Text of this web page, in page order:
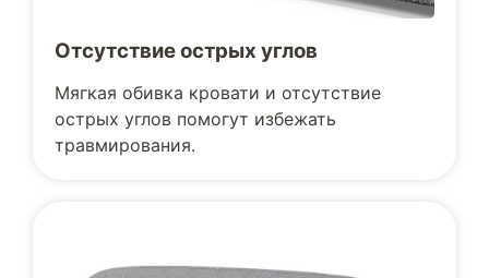
Отсутствие острых углов
Мягкая обивка кровати и отсутствие
острых углов помогут избежать
травмирования.